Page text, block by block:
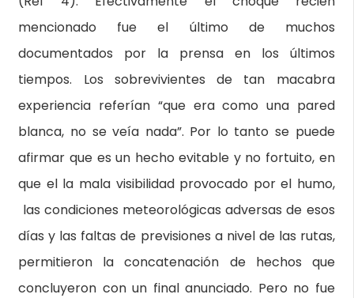
mencionado fue el último de muchos
documentados por la prensa en los últimos
tiempos. Los sobrevivientes de tan macabra
experiencia referían “que era como una pared
blanca, no se veía nada”. Por lo tanto se puede
afirmar que es un hecho evitable y no fortuito, en
que el la mala visibilidad provocado por el humo,
las condiciones meteorológicas adversas de esos
días y las faltas de previsiones a nivel de las rutas,
permitieron la concatenación de hechos que
concluyeron con un final anunciado. Pero no fue